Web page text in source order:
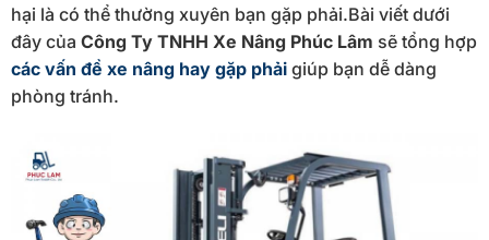
hại là có thể thường xuyên bạn gặp phải.Bài viết dưới
đây của Công Ty TNHH Xe Nâng Phúc Lâm sẽ tổng hợp
các vấn đề xe nâng hay gặp phải giúp bạn dễ dàng
phòng tránh.